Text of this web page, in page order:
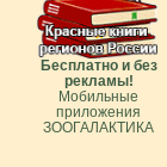
Бесплатно и без
рекламы!
Мобильные
приложения
ЗООГАЛАКТИКА